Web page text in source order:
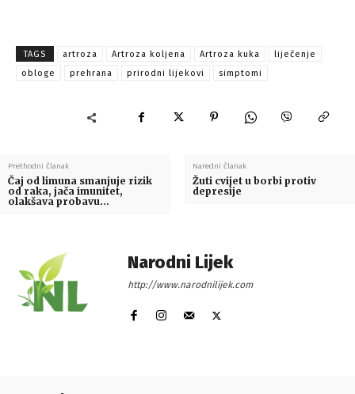
TAGS artroza Artroza koljena Artroza kuka
liječenje
obloge
prehrana prirodni lijekovi simptomi
Prethodni članak
Čaj od limuna smanjuje rizik
od raka, jača imunitet,
olakšava probavu…
Naredni članak
Žuti cvijet u borbi protiv
depresije
Narodni Lijek
http://www.narodnilijek.com